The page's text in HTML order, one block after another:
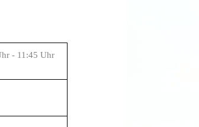
- 11:45 Uhr